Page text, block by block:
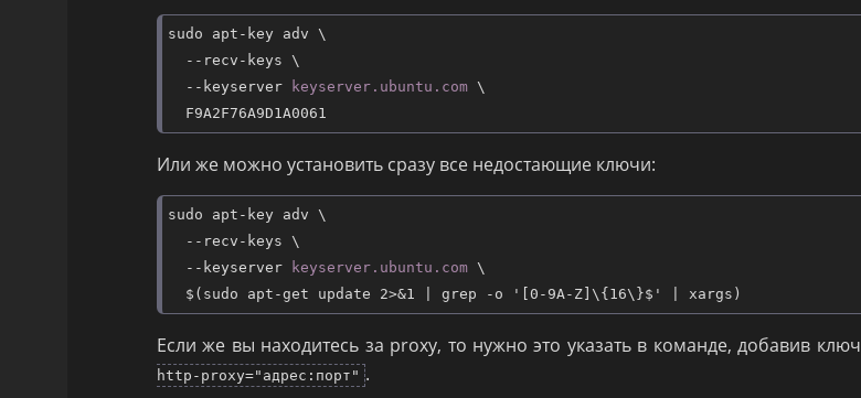
sudo apt-key adv \
  --recv-keys \
  --keyserver
keyserver.ubuntu.com \
Или же можно установить сразу все недостающие ключи:
sudo apt-key adv \
  --recv-keys \
  --keyserver
keyserver.ubuntu.com \
Если же вы находитесь за proxy, то нужно это указать в команде, добавив ключ
http-proxy="адрес:порт" .